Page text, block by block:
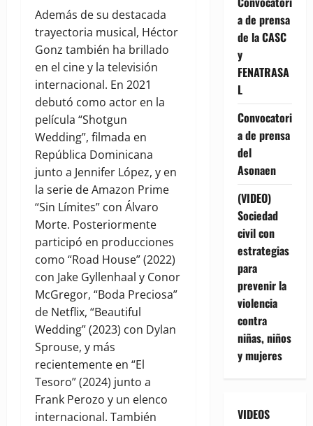
Además de su destacada
trayectoria musical, Héctor
Gonz también ha brillado
en el cine y la televisión
internacional. En 2021
debutó como actor en la
película “Shotgun
Wedding”, filmada en
República Dominicana
junto a Jennifer López, y en
la serie de Amazon Prime
“Sin Límites” con Álvaro
Morte. Posteriormente
participó en producciones
como “Road House” (2022)
con Jake Gyllenhaal y Conor
McGregor, “Boda Preciosa”
de Netflix, “Beautiful
Wedding” (2023) con Dylan
Sprouse, y más
recientemente en “El
Tesoro” (2024) junto a
Frank Perozo y un elenco
internacional. También
a de prensa
de la CASC
y
FENATRASA
L
Convocatori
a de prensa
del
Asonaen
(VIDEO)
Sociedad
civil con
estrategias
para
prevenir la
violencia
contra
niñas, niños
y mujeres
VIDEOS